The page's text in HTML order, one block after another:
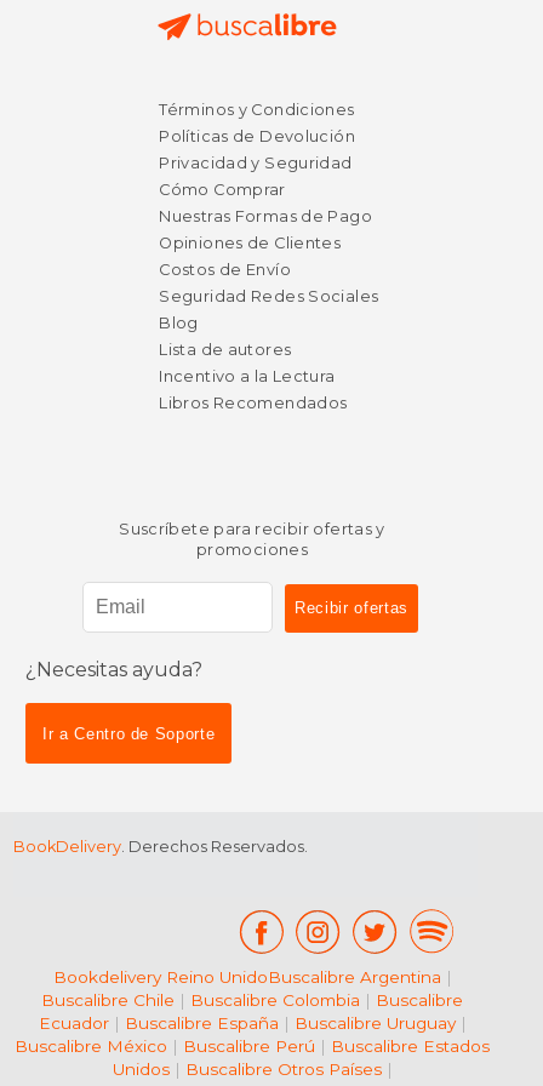
$ 44.47
$ 22.24
Términos y Condiciones
Políticas de Devolución
Privacidad y Seguridad
Cómo Comprar
Nuestras Formas de Pago
Opiniones de Clientes
Costos de Envío
Seguridad Redes Sociales
Blog
Lista de autores
Incentivo a la Lectura
Libros Recomendados
Suscríbete para recibir ofertas y
promociones
¿Necesitas ayuda?
Ir a Centro de Soporte
BookDelivery. Derechos Reservados.
Bookdelivery Reino UnidoBuscalibre Argentina |
Buscalibre Chile | Buscalibre Colombia | Buscalibre
Ecuador| Buscalibre España | Buscalibre Uruguay|
Buscalibre México | Buscalibre Perú | Buscalibre Estados
Unidos| Buscalibre Otros Países|